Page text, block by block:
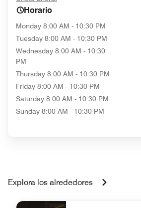
Horario
Monday 8:00 AM - 10:30 PM
Tuesday 8:00 AM - 10:30 PM
Wednesday 8:00 AM - 10:30
PM
Thursday 8:00 AM - 10:30 PM
Friday 8:00 AM - 10:30 PM
Saturday 8:00 AM - 10:30 PM
Sunday 8:00 AM - 10:30 PM
Explora los alrededores